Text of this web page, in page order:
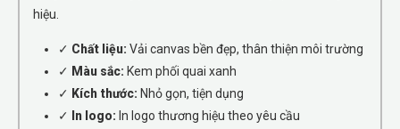
hiệu.
✓ Chất liệu: Vải canvas bền đẹp, thân thiện môi trường
✓ Màu sắc: Kem phối quai xanh
✓ Kích thước: Nhỏ gọn, tiện dụng
✓ In logo: In logo thương hiệu theo yêu cầu